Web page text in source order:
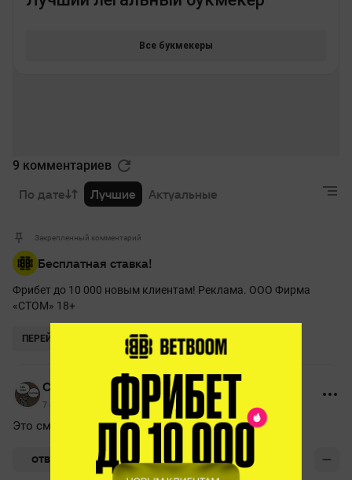
9 комментариев
По дате Лучшие Актуальные
Закрепленный комментарий
Бесплатная ставка!
Фрибет до 10 000 новым клиентам! Реклама. ООО Фирма
«СТОМ» 18+
ПЕРЕЙТИ
Chuunibyou
7 февраля 2021, 13:38
Это смотрелось... жалко что ли
ОТВЕТИТЬ